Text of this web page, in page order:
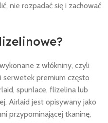
nie rozpadać się i zachować
z włókniny, czyli
serwetek premium często
spunlace, flizelina lub
Airlaid jest opisywany jako
przypominającej tkaninę,